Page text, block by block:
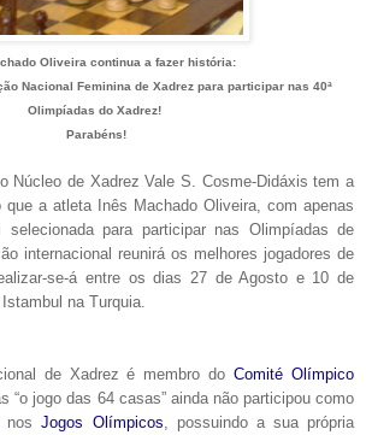
Oliveira continua a fazer história:
Nacional Feminina de Xadrez para participar nas 40ª
Olimpíadas do Xadrez!
Parabéns!
Núcleo de Xadrez Vale S. Cosme-Didáxis tem a
que a atleta Inês Machado Oliveira, com apenas
para participar nas Olimpíadas de
internacional reunirá os melhores jogadores de
se-á entre os dias 27 de Agosto e 10 de
na Turquia.
de Xadrez é membro do Comité Olímpico
“o jogo das 64 casas” ainda não participou como
nos Jogos Olímpicos, possuindo a sua própria